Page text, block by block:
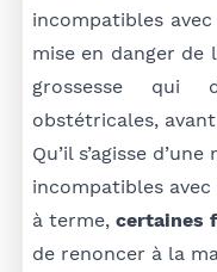
incompatibles
mise en danger de
grossesse qui
obstétricales,
Qu’il s’agisse
incompatibles
à terme,certaines
de renoncer à la